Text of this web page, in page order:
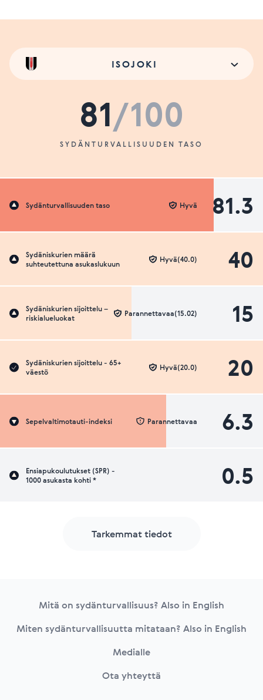
ISOJOKI
81/100
SYDÄNTURVALLISUUDEN TASO
Sydänturvallisuuden taso 81.3
Hyvä
Sydäniskurien määrä
suhteutettuna asukaslukuun
40
Hyvä(40.0)
Sydäniskurien sijoittelu –
riskialueluokat
15
Parannettavaa(15.02)
Sydäniskurien sijoittelu - 65+
väestö
20
Hyvä(20.0)
Sepelvaltimotauti-indeksi 6.3
Parannettavaa
Ensiapukoulutukset (SPR) -
1000 asukasta kohti *
0.5
Tarkemmat tiedot
Mitä on sydänturvallisuus? Also in English
Miten sydänturvallisuutta mitataan? Also in English
Medialle
Ota yhteyttä